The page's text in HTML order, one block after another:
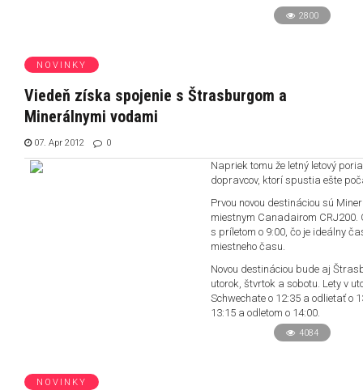
2800
NOVINKY
Viedeň získa spojenie s Štrasburgom a
Minerálnymi vodami
07. Apr 2012 0
Napriek tomu že letný letový
dopravcov, ktorí spustia ešte
Prvou novou destináciou sú
miestnym Canadairom
s príletom o 9:00, čo je ideálny
miestneho času.
Novou destináciou bude aj
utorok, štvrtok a sobotu. Lety v
Schwechate o 12:35 a odlietať o
13:15 a odletom o 14:00.
4084
NOVINKY